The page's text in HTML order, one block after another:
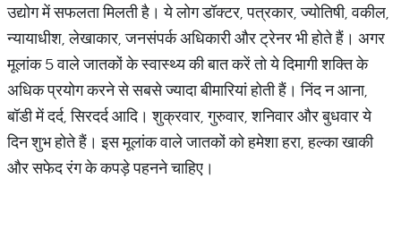
उद्योग में सफलता मिलती है। ये लोग डॉक्टर, पत्रकार, ज्योतिषी, वकील,
न्यायाधीश, लेखाकार, जनसंपर्क अधिकारी और ट्रेनर भी होते हैं। अगर
मूलांक 5 वाले जातकों के स्वास्थ्य की बात करें तो ये दिमागी शक्ति के
अधिक प्रयोग करने से सबसे ज्यादा बीमारियां होती हैं। निंद न आना,
बॉडी में दर्द, सिरदर्द आदि। शुक्रवार, गुरुवार, शनिवार और बुधवार ये
दिन शुभ होते हैं। इस मूलांक वाले जातकों को हमेशा हरा, हल्का खाकी
और सफेद रंग के कपड़े पहनने चाहिए।